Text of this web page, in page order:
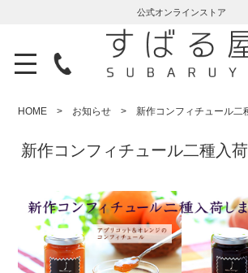
公式オンラインストア
HOME お知らせ 新作コンフィチュール二
新作コンフィチュール二種入